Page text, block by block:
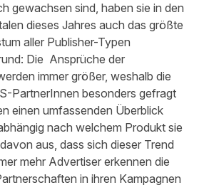
gewachsen sind, haben sie in den
dieses Jahres auch das größte
aller Publisher-Typen
Die Ansprüche der
immer größer, weshalb die
PartnerInnen besonders gefragt
einen umfassenden Überblick
nach welchem Produkt sie
aus, dass sich dieser Trend
mehr Advertiser erkennen die
in ihren Kampagnen